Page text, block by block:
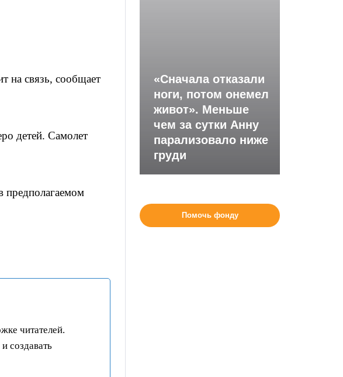
на связь, сообщает
детей. Самолет
предполагаемом
читателей.
создавать
«Сначала отказали
ноги, потом онемел
живот». Меньше
чем за сутки Анну
парализовало ниже
груди
Помочь фонду